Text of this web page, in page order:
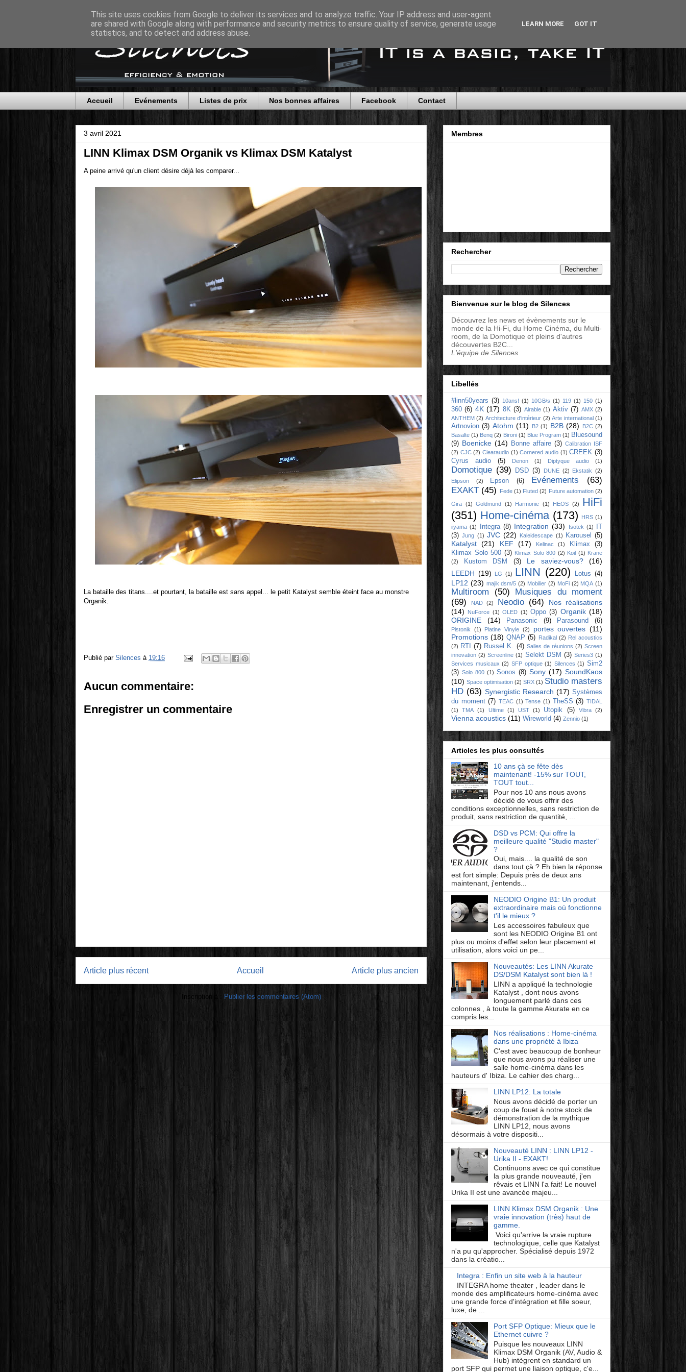
Accueil Evénements Listes de prix Nos bonnes affaires Facebook Contact
3 avril 2021
LINN Klimax DSM Organik vs Klimax DSM Katalyst
A peine arrivé qu'un client désire déjà les comparer...
La bataille des titans....et pourtant, la bataille est sans appel... le petit Katalyst semble éteint face au monstre
Organik.
Publié par Silences à 19:16
Aucun commentaire:
Enregistrer un commentaire
Article plus récent Article plus ancien
Accueil
Inscription à : Publier les commentaires (Atom)
Membres
Rechercher
Bienvenue sur le blog de Silences
Découvrez les news et évènements sur le
monde de la Hi-Fi, du Home Cinéma, du Multi-
room, de la Domotique et pleins d'autres
découvertes B2C...
L'équipe de Silences
Libellés
#linn50years (3) 10ans! (1) 10GB/s (1) 119 (1) 150 (1)
360 (6) 4K (17) 8K (3) Airable (1) Aktiv (7) AMX (2)
ANTHEM (2) Architecture d'intérieur (2) Arte international (1)
Artnovion (3) Atohm (11) B2 (1) B2B (28) B2C (2)
Basalte (1) Benq (2) Bironi (1) Blue Program (1) Bluesound
(9) Boenicke (14) Bonne affaire (3) Calibration ISF
(2) CJC (2) Clearaudio (1) Cornered audio (1) CREEK (3)
Cyrus audio
(5) Denon (1) Diptyque audio (1)
Domotique (39) DSD (3) DUNE (2) Ekstatik (2)
Elipson
(2) Epson (6) Evénements
(63)
EXAKT (45) Fede (1) Fluted (2) Future automation (2)
Gira (1) Goldmund (1) Harmonie (1) HEOS (2)
HiFi
(351) Home-cinéma (173) HRS (1)
iiyama (1) Integra (8) Integration (33) Isotek (1)
(3) Jung (1) JVC (22) Kaleidescape (1) Karousel (5)
Katalyst (21) KEF (17) Kelinac (1) Klimax
(3)
Klimax Solo 500 (3) Klimax Solo 800 (2) Koil (1) Krane
(2)
Kustom DSM (3) Le saviez-vous?
(16)
LEEDH (19) LG (1) LINN (220) Lotus (4)
LP12 (23) majik dsm/5 (2) Mobilier (2) MoFi (2) MQA (1)
Multiroom (50)
Musiques du moment
(69)
NAD (2) Neodio (64)
Nos réalisations
(14)
NuForce (1) OLED (1) Oppo (3) Organik (18)
ORIGINE
(14) Panasonic (9) Parasound (6)
Pistonik (1) Platine Vinyle (2) portes ouvertes (11)
Promotions (18) QNAP (5) Radikal (2) Rel acoustics
(2) RTI (7) Russel K. (4) Salles de réunions (2) Screen
innovation (2) Screenline (1) Selekt DSM (3) Series3 (1)
Services musicaux (2) SFP optique (1) Silences (1) Sim2
(3) Solo 800 (1) Sonos (8) Sony (17) SoundKaos
(10) Space optimisation (2) SRX (1) Studio masters
HD (63) Synergistic Research (17) Systèmes
du moment (7) TEAC (1) Tense (1) TheSS (3) TIDAL
(1)
TMA (1) Ultime (1) UST (1) Utopik (5) Vibra (2)
Vienna acoustics (11) Wireworld (4) Zennio (1)
Articles les plus consultés
10 ans çà se fête dès
maintenant! -15% sur TOUT,
TOUT tout...
Pour nos 10 ans nous avons
décidé de vous offrir des
conditions exceptionnelles, sans restriction de
produit, sans restriction de quantité, ...
DSD vs PCM: Qui offre la
meilleure qualité "Studio master"
?
Oui, mais.... la qualité de son
dans tout çà ? Eh bien la réponse
est fort simple: Depuis près de deux ans
maintenant, j'entends...
NEODIO Origine B1: Un produit
extraordinaire mais où fonctionne
t'il le mieux ?
Les accessoires fabuleux que
sont les NEODIO Origine B1 ont
plus ou moins d'effet selon leur placement et
utilisation, alors voici un pe...
Nouveautés: Les LINN Akurate
DS/DSM Katalyst sont bien là !
LINN a appliqué la technologie
Katalyst , dont nous avons
longuement parlé dans ces
colonnes , à toute la gamme Akurate en ce
compris les...
Nos réalisations : Home-cinéma
dans une propriété à Ibiza
C'est avec beaucoup de bonheur
que nous avons pu réaliser une
salle home-cinéma dans les
hauteurs d' Ibiza. Le cahier des charg...
LINN LP12: La totale
Nous avons décidé de porter un
coup de fouet à notre stock de
démonstration de la mythique
LINN LP12, nous avons
désormais à votre dispositi...
Nouveauté LINN : LINN LP12 -
Urika II - EXAKT!
Continuons avec ce qui constitue
la plus grande nouveauté, j'en
rêvais et LINN l'a fait! Le nouvel
Urika II est une avancée majeu...
LINN Klimax DSM Organik : Une
vraie innovation (très) haut de
gamme.
Voici qu'arrive la vraie rupture
technologique, celle que Katalyst
n'a pu qu'approcher. Spécialisé depuis 1972
dans la créatio...
Integra : Enfin un site web à la hauteur
INTEGRA home theater , leader dans le
monde des amplificateurs home-cinéma avec
une grande force d'intégration et fille soeur,
luxe, de ...
Port SFP Optique: Mieux que le
Ethernet cuivre ?
Puisque les nouveaux LINN
Klimax DSM Organik (AV, Audio &
Hub) intègrent en standard un
port SFP qui permet une liaison optique, c'e...
This site uses cookies from Google to deliver its services and to analyze traffic. Your IP address and user-agent
are shared with Google along with performance and security metrics to ensure quality of service, generate usage
statistics, and to detect and address abuse.
LEARN MORE GOT IT